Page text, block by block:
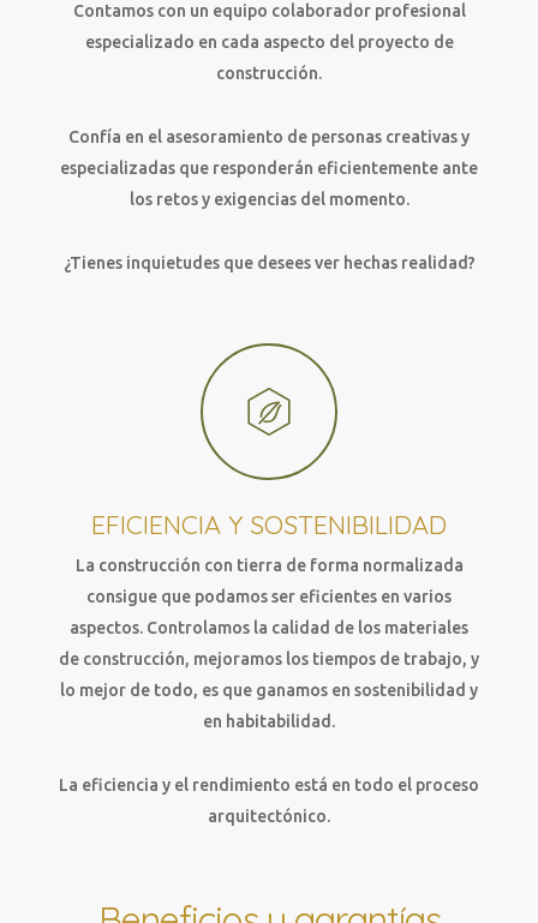
Contamos con un equipo colaborador profesional
especializado en cada aspecto del proyecto de
construcción.
Confía en el asesoramiento de personas creativas y
especializadas que responderán eficientemente ante
los retos y exigencias del momento.
¿Tienes inquietudes que desees ver hechas realidad?
EFICIENCIA Y SOSTENIBILIDAD
La construcción con tierra de forma normalizada
consigue que podamos ser eficientes en varios
aspectos. Controlamos la calidad de los materiales
de construcción, mejoramos los tiempos de trabajo, y
lo mejor de todo, es que ganamos en sostenibilidad y
en habitabilidad.
La eficiencia y el rendimiento está en todo el proceso
arquitectónico.